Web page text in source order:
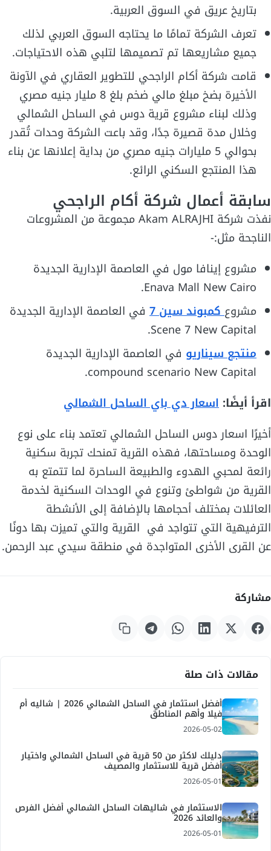
بتاريخ عريق في السوق العربية.
تعرف الشركة تمامًا ما يحتاجه السوق العربي لذلك
جميع مشاريعها تم تصميمها لتلبي هذه الاحتياجات.
قامت شركة أكام الراجحي للتطوير العقاري في الآونة
الأخيرة بضخ مبلغ مالي ضخم بلغ 8 مليار جنيه مصري
وذلك لبناء مشروع قرية دوس في الساحل الشمالي
وخلال مدة قصيرة جدًا، وقد باعت الشركة وحدات تُقدر
بحوالي 5 مليارات جنيه مصري من بداية إعلانها عن بناء
هذا المنتجع السكني الرائع.
سابقة أعمال شركة أكام الراجحي
نفذت شركة Akam ALRAJHI مجموعة من المشروعات
الناجحة مثل:-
مشروع إينافا مول في العاصمة الإدارية الجديدة
Enava Mall New Cairo.
مشروعكمبوند سين 7 في العاصمة الإدارية الجديدة
Scene 7 New Capital.
منتجع سيناريو في العاصمة الإدارية الجديدة
compound scenario New Capital.
اقرأ أيضًا: اسعار دي باي الساحل الشمالي
أخيرًا اسعار دوس الساحل الشمالي تعتمد بناء على نوع
الوحدة ومساحتها، فهذه القرية تمنحك تجربة سكنية
رائعة لمحبي الهدوء والطبيعة الساحرة لما تتمتع به
القرية من شواطئ وتنوع في الوحدات السكنية لخدمة
العائلات بمختلف أحجامها بالإضافة إلى الأنشطة
الترفيهية التي تتواجد في القرية والتي تميزت بها دونًا
عن القرى الأخرى المتواجدة في منطقة سيدي عبد الرحمن.
مشاركة
مقالات ذات صلة
أفضل استثمار في الساحل الشمالي 2026 | شاليه أم
فيلا وأهم المناطق
2026-05-02
دليلك لاكثر من 50 قرية في الساحل الشمالي واختيار
أفضل قرية للاستثمار والمصيف
2026-05-01
الاستثمار في شاليهات الساحل الشمالي أفضل الفرص
والعائد 2026
2026-05-01